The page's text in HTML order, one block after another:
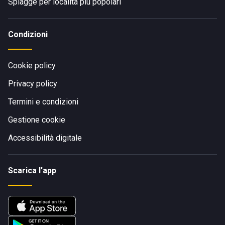
Condizioni
Cookie policy
Privacy policy
Termini e condizioni
Gestione cookie
Accessibilità digitale
Scarica l'app